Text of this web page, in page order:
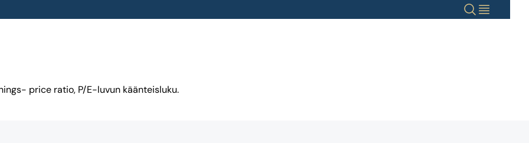
HakuValikko
price ratio, P/E-luvun käänteisluku.